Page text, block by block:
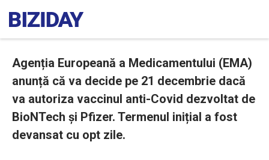
Agenția Europeană a Medicamentului (EMA)
anunță că va decide pe 21 decembrie dacă
va autoriza vaccinul anti-Covid dezvoltat de
BioNTech și Pfizer. Termenul inițial a fost
devansat cu opt zile.